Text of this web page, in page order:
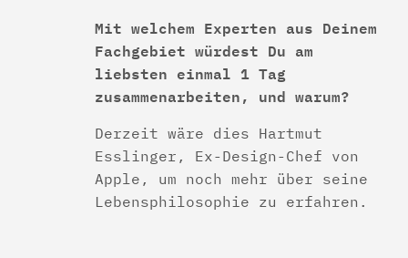
Mit welchem Experten aus Deinem
Fachgebiet würdest Du am
liebsten einmal 1 Tag
zusammenarbeiten, und warum?
Derzeit wäre dies Hartmut
Esslinger, Ex-Design-Chef von
Apple, um noch mehr über seine
Lebensphilosophie zu erfahren.